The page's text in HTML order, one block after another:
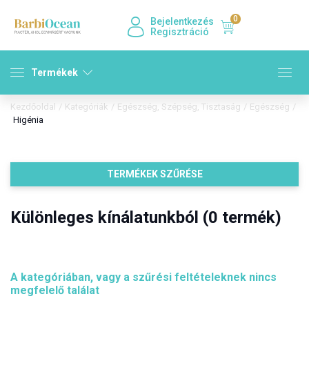
Bejelentkezés
Regisztráció
0
Termékek
Kezdőoldal / Kategóriák / Egészség, Szépség, Tisztaság / Egészség /
Higénia
TERMÉKEK SZŰRÉSE
Különleges kínálatunkból (0 termék)
A kategóriában, vagy a szűrési feltételeknek nincs
megfelelő találat